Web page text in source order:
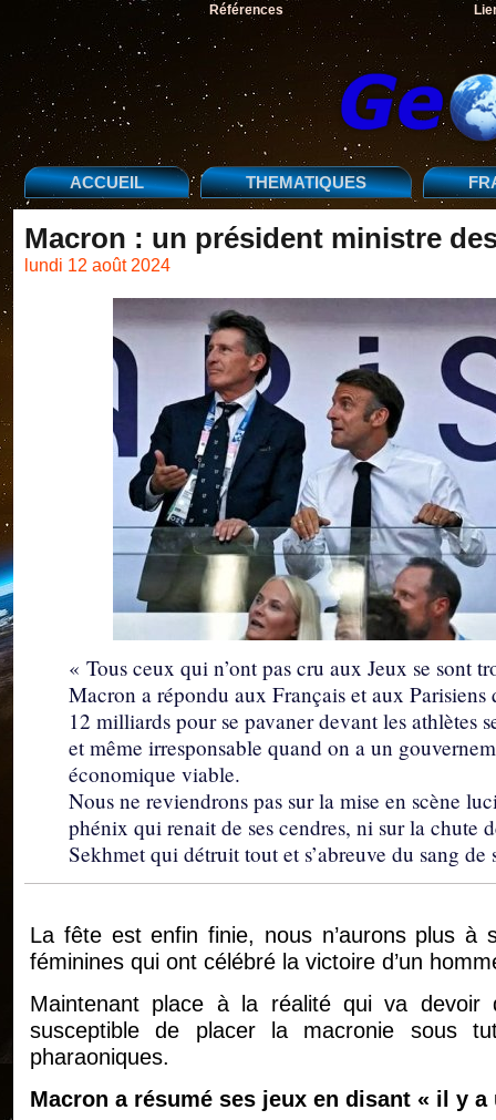
Références
ACCUEIL THEMATIQUES
Macron : un président ministre
lundi 12 août 2024
« Tous ceux qui n’ont pas cru aux Jeux se sont
Macron a répondu aux Français et aux
12 milliards pour se pavaner devant les athlètes
et même irresponsable quand on a un
économique viable.
Nous ne reviendrons pas sur la mise en scène
phénix qui renait de ses cendres, ni sur la chute
Sekhmet qui détruit tout et s’abreuve du sang de
La fête est enfin finie, nous n’aurons plus à
féminines qui ont célébré la victoire d’un
Maintenant place à la réalité qui va devoir
susceptible de placer la macronie sous
pharaoniques.
Macron a résumé ses jeux en disant « il y